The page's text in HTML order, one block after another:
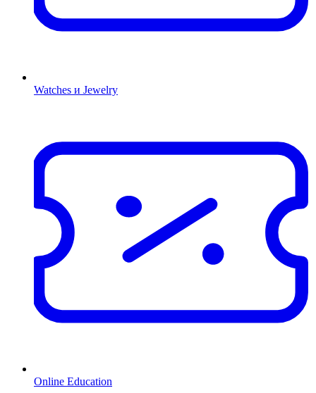
Watches и Jewelry
Online Education